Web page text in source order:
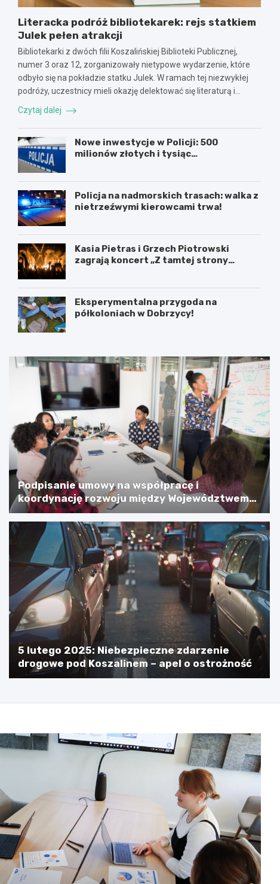
Literacka podróż bibliotekarek: rejs statkiem
Julek pełen atrakcji
Bibliotekarki z dwóch filii Koszalińskiej Biblioteki Publicznej,
numer 3 oraz 12, zorganizowały nietypowe wydarzenie, które
odbyło się na pokładzie statku Julek. W ramach tej niezwykłej
podróży, uczestnicy mieli okazję delektować się literaturą i…
Czytaj dalej
Nowe inwestycje w Policji: 500
milionów złotych i tysiąc
Policja na nadmorskich trasach: walka z
nietrzeźwymi kierowcami trwa!
Kasia Pietras i Grzech Piotrowski
zagrają koncert „Z tamtej strony
Eksperymentalna przygoda na
półkoloniach w Dobrzycy!
Podpisanie umowy na współpracę i
koordynację rozwoju między Województwem
Zachodniopomorskim a Gminą Miastem
Koszalin
5 lutego 2025: Niebezpieczne zdarzenie
drogowe pod Koszalinem – apel o ostrożność